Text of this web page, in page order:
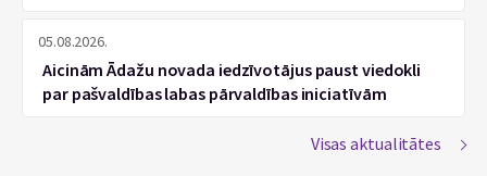
05.08.2026.
Aicinām Ādažu novada iedzīvotājus paust viedokli
par pašvaldības labas pārvaldības iniciatīvām
Visas aktualitātes